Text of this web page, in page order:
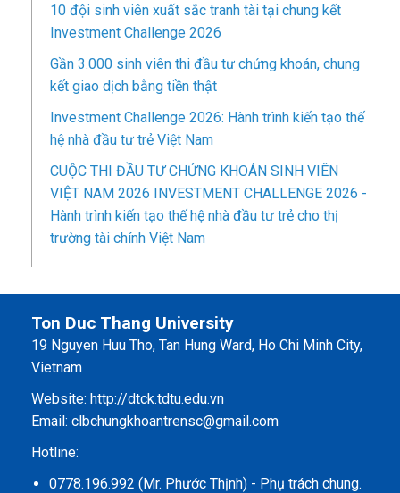
10 đội sinh viên xuất sắc tranh tài tại chung kết
Investment Challenge 2026
Gần 3.000 sinh viên thi đầu tư chứng khoán, chung
kết giao dịch bằng tiền thật
Investment Challenge 2026: Hành trình kiến tạo thế
hệ nhà đầu tư trẻ Việt Nam
CUỘC THI ĐẦU TƯ CHỨNG KHOÁN SINH VIÊN
VIỆT NAM 2026 INVESTMENT CHALLENGE 2026 -
Hành trình kiến tạo thế hệ nhà đầu tư trẻ cho thị
trường tài chính Việt Nam
Ton Duc Thang University
19 Nguyen Huu Tho, Tan Hung Ward, Ho Chi Minh City,
Vietnam
Website: http://dtck.tdtu.edu.vn
Email: clbchungkhoantrensc@gmail.com
Hotline:
0778.196.992 (Mr. Phước Thịnh) - Phụ trách chung.